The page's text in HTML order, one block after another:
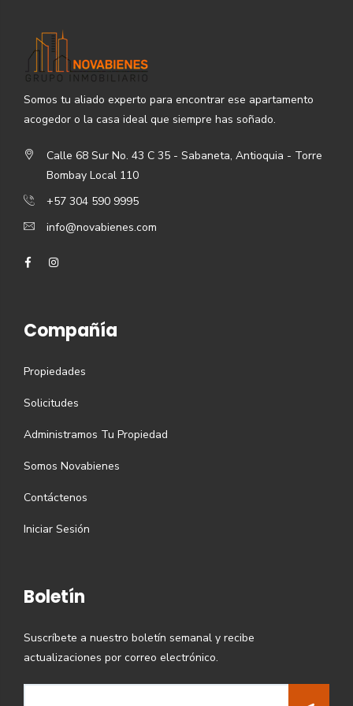
Somos tu aliado experto para encontrar ese apartamento
acogedor o la casa ideal que siempre has soñado.
Calle 68 Sur No. 43 C 35 - Sabaneta, Antioquia - Torre
Bombay Local 110
+57 304 590 9995
info@novabienes.com
Compañía
Propiedades
Solicitudes
Administramos Tu Propiedad
Somos Novabienes
Contáctenos
Iniciar Sesión
Boletín
Suscríbete a nuestro boletín semanal y recibe
actualizaciones por correo electrónico.